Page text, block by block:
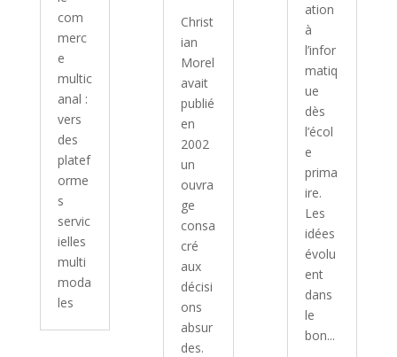
com
merc
e
multic
anal :
vers
des
platef
orme
s
servic
ielles
multi
moda
les
Christ
ian
Morel
avait
publié
en
2002
un
ouvra
ge
consa
cré
aux
décisi
ons
absur
des.
ation
à
l’infor
matiq
ue
dès
l’écol
e
prima
ire.
Les
idées
évolu
ent
dans
le
bon...